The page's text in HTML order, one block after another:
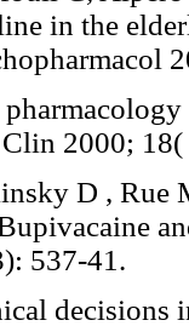
in the
2000;
D , Rue
537-41.
decisions